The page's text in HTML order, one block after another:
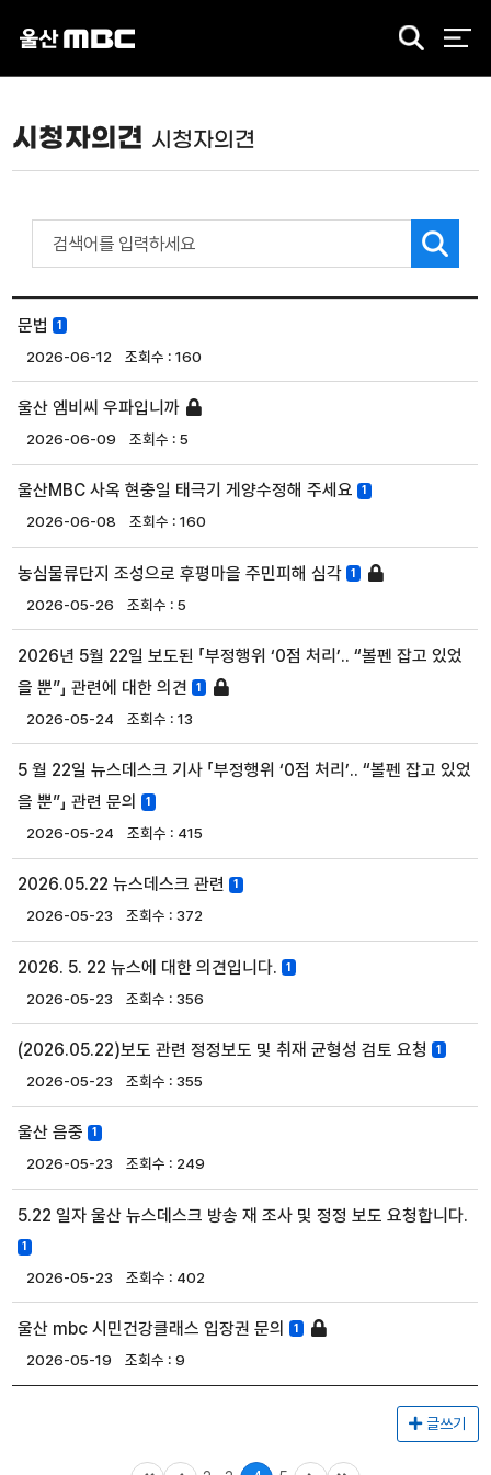
검
시청자의견 시청자의견
문법 1
2026-06-12 160
울산 엠비씨 우파입니까
2026-06-09 5
울산MBC 사옥 현충일 태극기 게양수정해 주세요 1
2026-06-08 160
농심물류단지 조성으로 후평마을 주민피해 심각 1
2026-05-26 5
2026년 5월 22일 보도된 「부정행위 ‘0점 처리’.. “볼펜 잡고 있었
을 뿐”」 관련에 대한 의견
1
2026-05-24 13
5 월 22일 뉴스데스크 기사 「부정행위 ‘0점 처리’.. “볼펜 잡고 있었
을 뿐”」 관련 문의
1
2026-05-24 415
2026.05.22 뉴스데스크 관련 1
2026-05-23 372
2026. 5. 22 뉴스에 대한 의견입니다. 1
2026-05-23 356
(2026.05.22)보도 관련 정정보도 및 취재 균형성 검토 요청 1
2026-05-23 355
울산 음중 1
2026-05-23 249
5.22 일자 울산 뉴스데스크 방송 재 조사 및 정정 보도 요청합니다.
1
2026-05-23 402
울산 mbc 시민건강클래스 입장권 문의 1
2026-05-19 9
글쓰기